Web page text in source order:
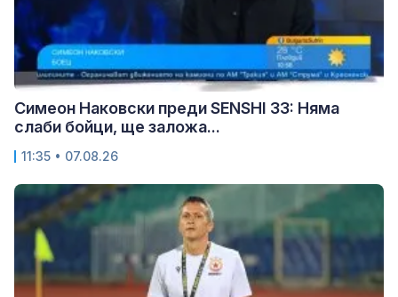
Симеон Наковски преди SENSHI 33: Няма
слаби бойци, ще заложа...
11:35 • 07.08.26